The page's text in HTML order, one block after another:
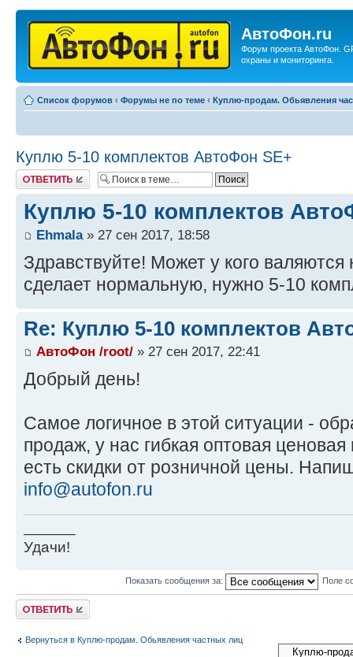
АвтоФон.ru
Форум проекта АвтоФон.
охраны и мониторинга.
Список форумов ‹ Форумы не по теме ‹ Куплю-продам. Обьявления
Куплю 5-10 комплектов АвтоФон SE+
Ответить
Куплю 5-10 комплектов
Ehmala» 27 сен 2017, 18:58
Здравствуйте! Может у кого валяются
сделает нормальную, нужно 5-10
Re: Куплю 5-10 комплектов
АвтоФон /root/ » 27 сен 2017, 22:41
Добрый день!
Самое логичное в этой ситуации -
продаж, у нас гибкая оптовая
есть скидки от розничной цены.
info@autofon.ru
Удачи!
Показать сообщения за: Поле
Ответить
Вернуться в Куплю-продам. Обьявления частных лиц